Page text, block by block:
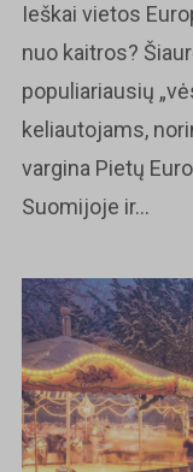
Ieškai vietos
nuo kaitros?
populiariausių
keliautojams,
vargina Pietų
Suomijoje ir...